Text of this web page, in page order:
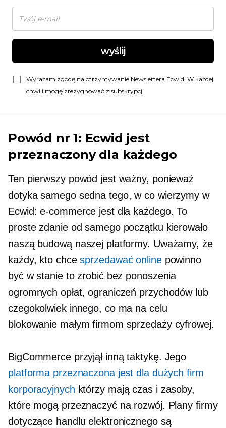
wyślij
Wyrażam zgodę na otrzymywanie Newslettera Ecwid. W każdej
chwili mogę zrezygnować z subskrypcji.
Powód nr 1: Ecwid jest
przeznaczony dla każdego
Ten pierwszy powód jest ważny, ponieważ
dotyka samego sedna tego, w co wierzymy w
Ecwid: e-commerce jest dla każdego. To
proste zdanie od samego początku kierowało
naszą budową naszej platformy. Uważamy, że
każdy, kto chcesprzedawać onlinepowinno
być w stanie to zrobić bez ponoszenia
ogromnych opłat, ograniczeń przychodów lub
czegokolwiek innego, co ma na celu
blokowanie małym firmom sprzedaży cyfrowej.
BigCommerce przyjął inną taktykę. Jego
platforma przeznaczona jest dla dużych firm
korporacyjnych którzy mają czas i zasoby,
które mogą przeznaczyć na rozwój. Plany firmy
dotyczące handlu elektronicznego są